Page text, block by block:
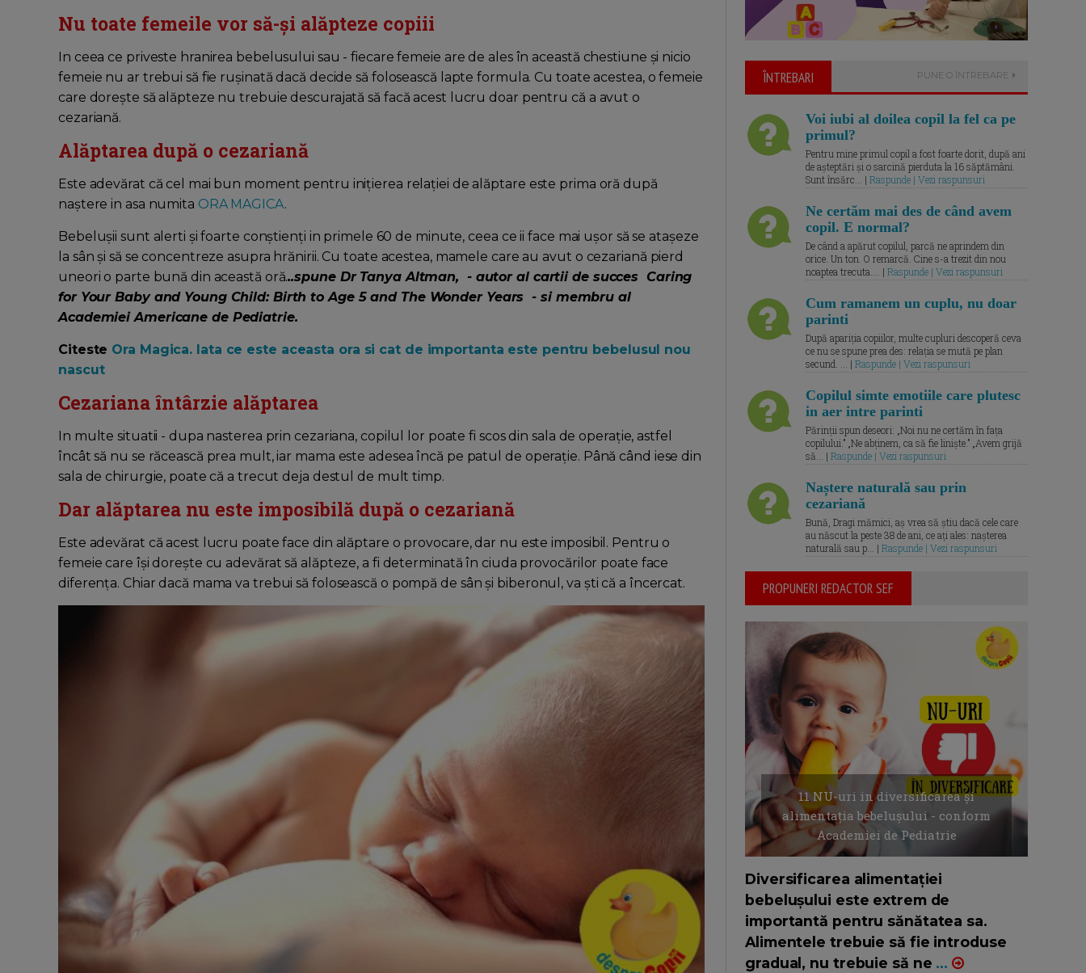
Nu toate femeile vor să-și alăpteze copiii
In ceea ce priveste hranirea bebelusului sau - fiecare femeie are de ales în această chestiune și nicio
femeie nu ar trebui să fie rușinată dacă decide să folosească lapte formula. Cu toate acestea, o femeie
care dorește să alăpteze nu trebuie descurajată să facă acest lucru doar pentru că a avut o
cezariană.
Alăptarea după o cezariană
Este adevărat că cel mai bun moment pentru inițierea relației de alăptare este prima oră după
naștere in asa numita ORA MAGICA.
Bebelușii sunt alerti și foarte conștienți in primele 60 de minute, ceea ce ii face mai ușor să se atașeze
la sân și să se concentreze asupra hrănirii. Cu toate acestea, mamele care au avut o cezariană pierd
uneori o parte bună din această oră...spune Dr Tanya Altman, - autor al cartii de succes Caring
for Your Baby and Young Child: Birth to Age 5 and The Wonder Years - si membru al
Academiei Americane de Pediatrie.
Citeste Ora Magica. Iata ce este aceasta ora si cat de importanta este pentru bebelusul nou
nascut
Cezariana întârzie alăptarea
In multe situatii - dupa nasterea prin cezariana, copilul lor poate fi scos din sala de operație, astfel
încât să nu se răcească prea mult, iar mama este adesea încă pe patul de operație. Până când iese din
sala de chirurgie, poate că a trecut deja destul de mult timp.
Dar alăptarea nu este imposibilă după o cezariană
Este adevărat că acest lucru poate face din alăptare o provocare, dar nu este imposibil. Pentru o
femeie care își dorește cu adevărat să alăpteze, a fi determinată în ciuda provocărilor poate face
diferența. Chiar dacă mama va trebui să folosească o pompă de sân și biberonul, va ști că a încercat.
ÎNTREBARI PUNE O ÎNTREBARE
Voi iubi al doilea copil la fel ca pe
primul?
Pentru mine primul copil a fost foarte dorit, după ani
de așteptări și o sarcină pierduta la 16 săptămâni.
Sunt însărc... | Raspunde | Vezi raspunsuri
Ne certăm mai des de când avem
copil. E normal?
De când a apărut copilul, parcă ne aprindem din
orice. Un ton. O remarcă. Cine s-a trezit din nou
noaptea trecuta.... | Raspunde | Vezi raspunsuri
Cum ramanem un cuplu, nu doar
parinti
După apariția copiilor, multe cupluri descoperă ceva
ce nu se spune prea des: relația se mută pe plan
secund. ... | Raspunde | Vezi raspunsuri
Copilul simte emotiile care plutesc
in aer intre parinti
Părinții spun deseori: „Noi nu ne certăm în fața
copilului.” „Ne abținem, ca să fie liniște.” „Avem grijă
să... | Raspunde | Vezi raspunsuri
Naștere naturală sau prin
cezariană
Bună, Dragi mămici, aș vrea să știu dacă cele care
au născut la peste 38 de ani, ce ați ales: nașterea
naturală sau p... | Raspunde | Vezi raspunsuri
PROPUNERI REDACTOR SEF
11 NU-uri in diversificarea și
alimentația bebelușului - conform
Academiei de Pediatrie
Diversificarea alimentației
bebelușului este extrem de
importantă pentru sănătatea sa.
Alimentele trebuie să fie introduse
gradual, nu trebuie să ne ...